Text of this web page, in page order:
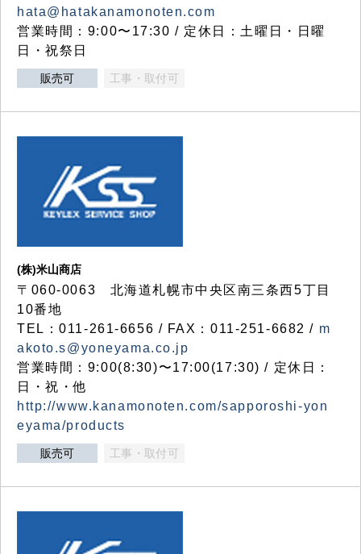
hata@hatakanamonoten.com
営業時間：9:00〜17:30 / 定休日：土曜日・日曜
日・祝祭日
販売可 工事・取付可
(株)米山商店
〒060-0063 北海道札幌市中央区南三条西5丁目
10番地
TEL：011-261-6656 / FAX：011-251-6682 / m
akoto.s@yoneyama.co.jp
営業時間：9:00(8:30)〜17:00(17:30) / 定休日：
日・祝・他
http://www.kanamonoten.com/sapporoshi-yon
eyama/products
販売可 工事・取付可